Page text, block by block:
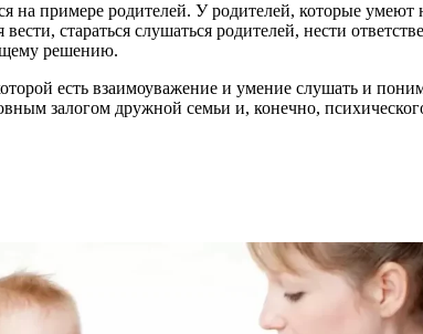
на примере родителей. У родителей, которые
вести, стараться слушаться родителей, нести
решению.
есть взаимоуважение и умение слушать и
залогом дружной семьи и, конечно,